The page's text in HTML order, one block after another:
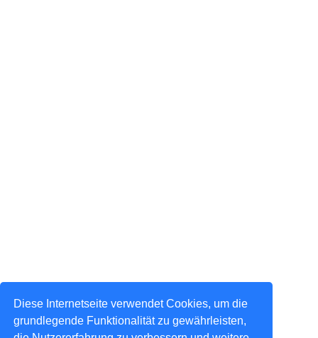
Diese Internetseite verwendet Cookies, um die
grundlegende Funktionalität zu gewährleisten,